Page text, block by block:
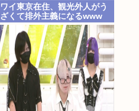
ワイ東京在住、観光外人がう
ざくて排外主義になるwww